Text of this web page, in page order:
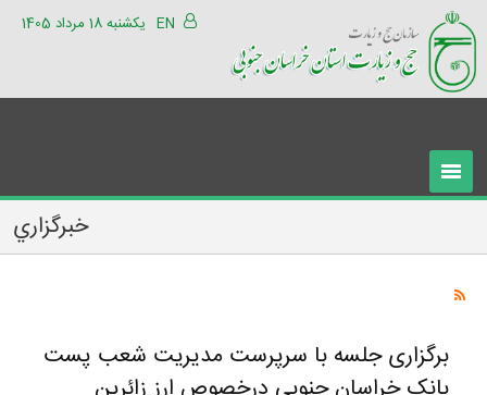
یکشنبه 18 مرداد 1405 EN
خبرگزاري
برگزاری جلسه با سرپرست مدیریت شعب پست